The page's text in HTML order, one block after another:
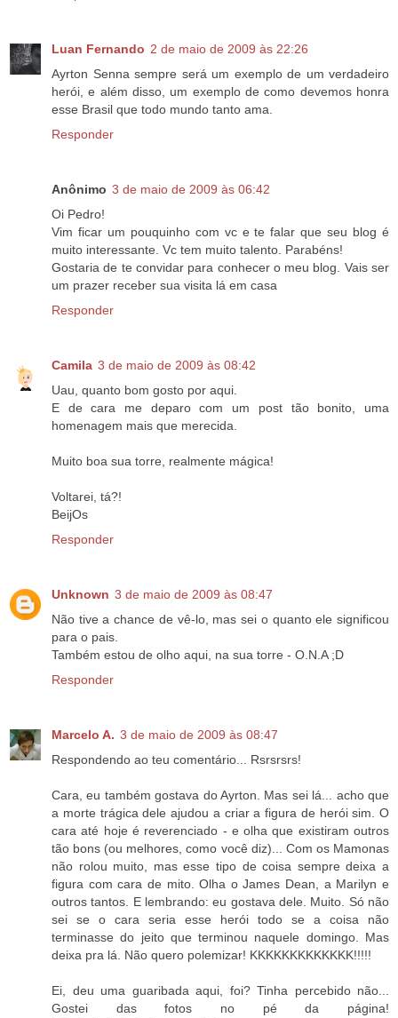
Luan Fernando 2 de maio de 2009 às 22:26
Ayrton Senna sempre será um exemplo de um verdadeiro
herói, e além disso, um exemplo de como devemos honra
esse Brasil que todo mundo tanto ama.
Responder
Anônimo 3 de maio de 2009 às 06:42
Oi Pedro!
Vim ficar um pouquinho com vc e te falar que seu blog é
muito interessante. Vc tem muito talento. Parabéns!
Gostaria de te convidar para conhecer o meu blog. Vais ser
um prazer receber sua visita lá em casa
Responder
Camila 3 de maio de 2009 às 08:42
Uau, quanto bom gosto por aqui.
E de cara me deparo com um post tão bonito, uma
homenagem mais que merecida.
Muito boa sua torre, realmente mágica!
Voltarei, tá?!
BeijOs
Responder
Unknown 3 de maio de 2009 às 08:47
Não tive a chance de vê-lo, mas sei o quanto ele significou
para o pais.
Também estou de olho aqui, na sua torre - O.N.A ;D
Responder
Marcelo A. 3 de maio de 2009 às 08:47
Respondendo ao teu comentário... Rsrsrsrs!
Cara, eu também gostava do Ayrton. Mas sei lá... acho que
a morte trágica dele ajudou a criar a figura de herói sim. O
cara até hoje é reverenciado - e olha que existiram outros
tão bons (ou melhores, como você diz)... Com os Mamonas
não rolou muito, mas esse tipo de coisa sempre deixa a
figura com cara de mito. Olha o James Dean, a Marilyn e
outros tantos. E lembrando: eu gostava dele. Muito. Só não
sei se o cara seria esse herói todo se a coisa não
terminasse do jeito que terminou naquele domingo. Mas
deixa pra lá. Não quero polemizar! KKKKKKKKKKKKK!!!!!
Ei, deu uma guaribada aqui, foi? Tinha percebido não...
Gostei das fotos no pé da página!